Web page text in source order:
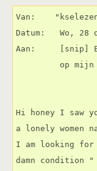
Van:
Datum:   Wo, 28
Aan:     [snip]
Hi honey I saw
a lonely women
I am looking for
damn condition